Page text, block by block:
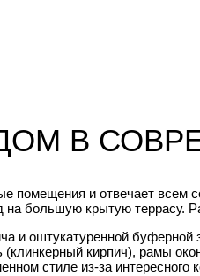
В
помещения и отвечает всем
на большую крытую террасу.
и оштукатуренной
кирпич), рамы
стиле из-за интересного